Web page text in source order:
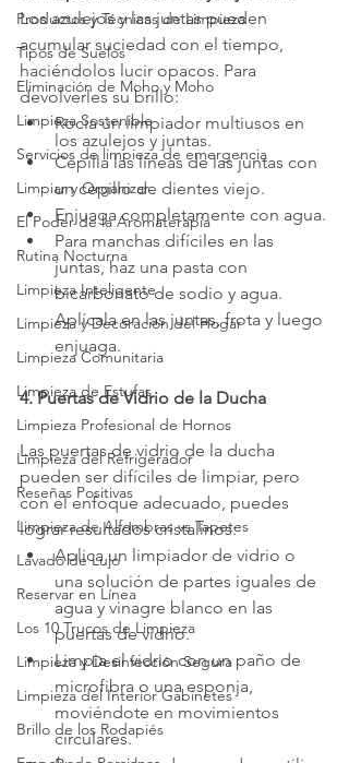
Productos y Técnicas de Limpieza
Tipos de Suelos
Eliminación de Moho y Moho
Limpieza Sostenible
Servicios de limpieza de emergencia
Limpiar y Organizar
El Poder de la Aromaterapia
Rutina Nocturna
Limpieza Inteligente
Limpieza y Decoración del Hogar
Limpieza Comunitaria
Limpieza de Estufas
Limpieza Profesional de Hornos
Limpieza del Refrigerador
Reseñas Positivas
Limpieza de Alfombras vs Tapetes
Lavado de Lujo
Reservar en Línea
Los 10 Trucos de Limpieza
Limpieza y Desinfección Segura
Limpieza del Interior Gabinetes
Brillo de los Rodapiés
Los azulejos y las juntas pueden
acumular suciedad con el tiempo,
haciéndolos lucir opacos. Para
devolverles su brillo:
Rocía un limpiador multiusos en
los azulejos y juntas.
Cepilla las líneas de las juntas con
un cepillo de dientes viejo.
Enjuaga completamente con agua.
Para manchas difíciles en las
juntas, haz una pasta con
bicarbonato de sodio y agua.
Aplícala en las juntas, frota y luego
enjuaga.
4. Puertas de Vidrio de la Ducha
Las puertas de vidrio de la ducha
pueden ser difíciles de limpiar, pero
con el enfoque adecuado, puedes
lograr resultados cristalinos:
Aplica un limpiador de vidrio o
una solución de partes iguales de
agua y vinagre blanco en las
puertas de vidrio.
Limpia el vidrio con un paño de
microfibra o una esponja,
moviéndote en movimientos
circulares.